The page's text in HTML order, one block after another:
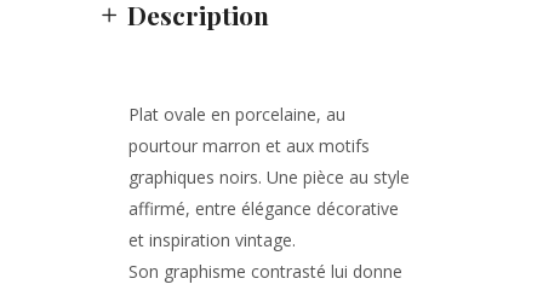
Description
Plat ovale en porcelaine, au
pourtour marron et aux motifs
graphiques noirs. Une pièce au style
affirmé, entre élégance décorative
et inspiration vintage.
Son graphisme contrasté lui donne